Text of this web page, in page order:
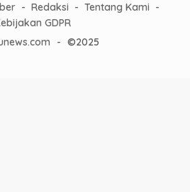
Redaksi
Tentang Kami
GDPR
- ©2025